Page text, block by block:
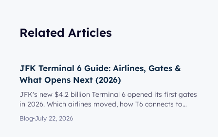
Related Articles
JFK Terminal 6 Guide: Airlines, Gates &
What Opens Next (2026)
JFK's new $4.2 billion Terminal 6 opened its first gates
in 2026. Which airlines moved, how T6 connects to
Terminal 5, l...
Blog July 22, 2026